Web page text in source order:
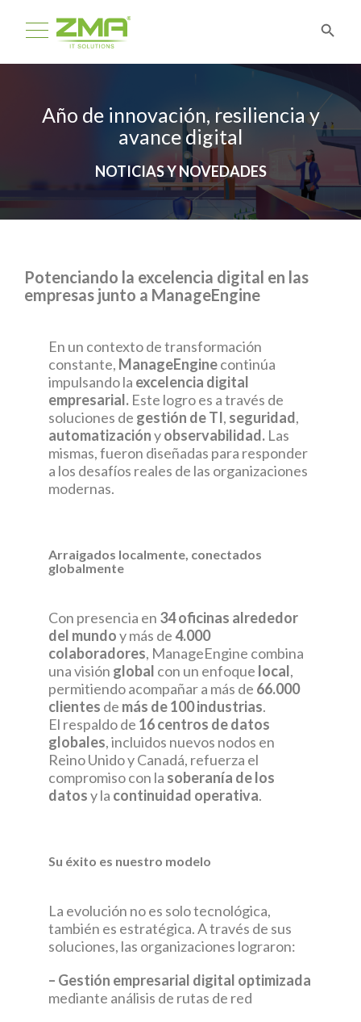
Año de innovación, resiliencia y
avance digital
NOTICIAS Y NOVEDADES
Potenciando la excelencia digital en las
empresas junto a ManageEngine
En un contexto de transformación
constante, ManageEnginecontinúa
impulsando la excelencia digital
empresarial. Este logro es a través de
soluciones de gestión de TI, seguridad,
automatizaciónyobservabilidad. Las
mismas, fueron diseñadas para responder
a los desafíos reales de las organizaciones
modernas.
Arraigados localmente, conectados
globalmente
Con presencia en 34 oficinas alrededor
del mundoy más de4.000
colaboradores, ManageEngine combina
una visión global con un enfoque local,
permitiendo acompañar a más de 66.000
clientes de más de 100 industrias.
El respaldo de 16 centros de datos
globales, incluidos nuevos nodos en
Reino Unido y Canadá, refuerza el
compromiso con la soberanía de los
datosy la continuidad operativa.
Su éxito es nuestro modelo
La evolución no es solo tecnológica,
también es estratégica. A través de sus
soluciones, las organizaciones lograron:
– Gestión empresarial digital optimizada
mediante análisis de rutas de red